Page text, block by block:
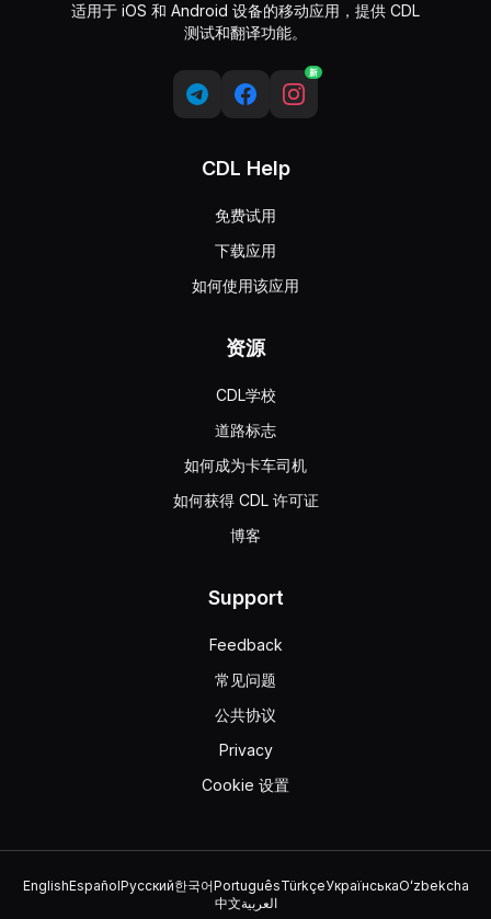
适用于 iOS 和 Android 设备的移动应用，提供 CDL
测试和翻译功能。
新
CDL Help
免费试用
下载应用
如何使用该应用
资源
CDL学校
道路标志
如何成为卡车司机
如何获得 CDL 许可证
博客
Support
Feedback
常见问题
公共协议
Privacy
Cookie 设置
EnglishEspañolРусский한국어PortuguêsTürkçeУкраїнськаOʻzbekcha
中文العربية